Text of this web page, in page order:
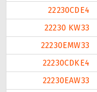
22230CDE4
22230 KW33
22230EMW33
22230CDKE4
22230EAW33